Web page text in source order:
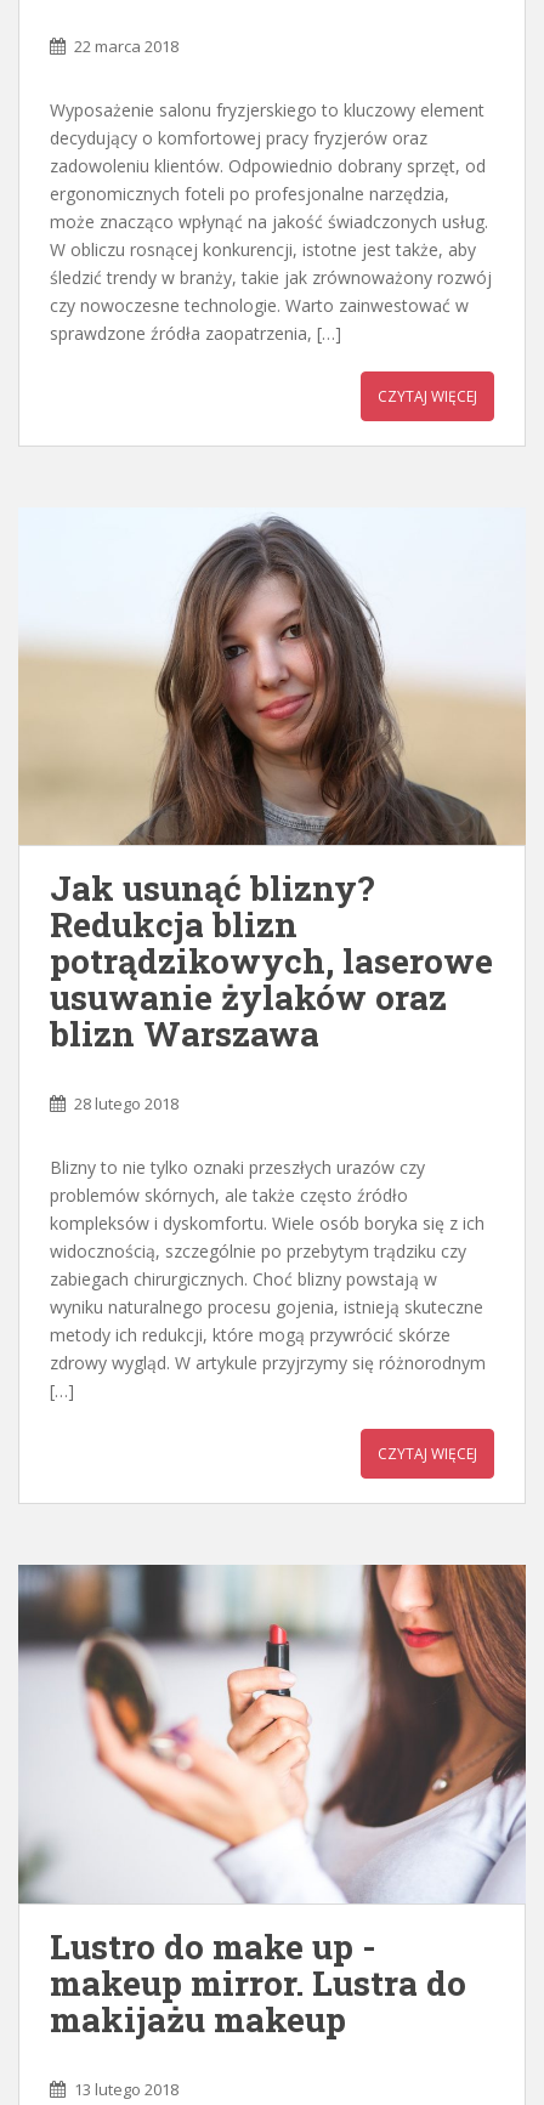
22 marca 2018
Wyposażenie salonu fryzjerskiego to kluczowy element
decydujący o komfortowej pracy fryzjerów oraz
zadowoleniu klientów. Odpowiednio dobrany sprzęt, od
ergonomicznych foteli po profesjonalne narzędzia,
może znacząco wpłynąć na jakość świadczonych usług.
W obliczu rosnącej konkurencji, istotne jest także, aby
śledzić trendy w branży, takie jak zrównoważony rozwój
czy nowoczesne technologie. Warto zainwestować w
sprawdzone źródła zaopatrzenia, […]
CZYTAJ WIĘCEJ
Jak usunąć blizny?
Redukcja blizn
potrądzikowych, laserowe
usuwanie żylaków oraz
blizn Warszawa
28 lutego 2018
Blizny to nie tylko oznaki przeszłych urazów czy
problemów skórnych, ale także często źródło
kompleksów i dyskomfortu. Wiele osób boryka się z ich
widocznością, szczególnie po przebytym trądziku czy
zabiegach chirurgicznych. Choć blizny powstają w
wyniku naturalnego procesu gojenia, istnieją skuteczne
metody ich redukcji, które mogą przywrócić skórze
zdrowy wygląd. W artykule przyjrzymy się różnorodnym
[…]
CZYTAJ WIĘCEJ
Lustro do make up -
makeup mirror. Lustra do
makijażu makeup
13 lutego 2018